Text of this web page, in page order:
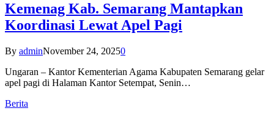
Kemenag Kab. Semarang Mantapkan
Koordinasi Lewat Apel Pagi
By adminNovember 24, 20250
Ungaran – Kantor Kementerian Agama Kabupaten Semarang gelar
apel pagi di Halaman Kantor Setempat, Senin…
Berita